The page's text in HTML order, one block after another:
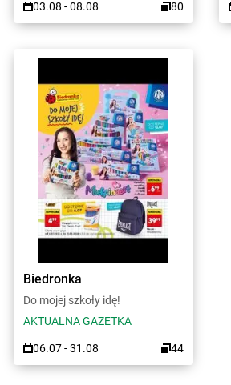
03.08 - 08.08 80
Biedronka
Do mojej szkoły idę!
AKTUALNA GAZETKA
06.07 - 31.08 44